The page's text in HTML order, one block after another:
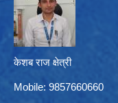
केशब राज क्षेत्री
Mobile: 9857660660